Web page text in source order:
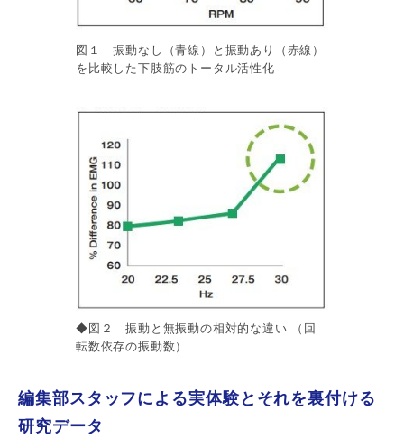
図１ 振動なし（青線）と振動あり（赤線）
を比較した下肢筋のトータル活性化
◆図２ 振動と無振動の相対的な違い （回
転数依存の振動数）
編集部スタッフによる実体験とそれを裏付ける
研究データ